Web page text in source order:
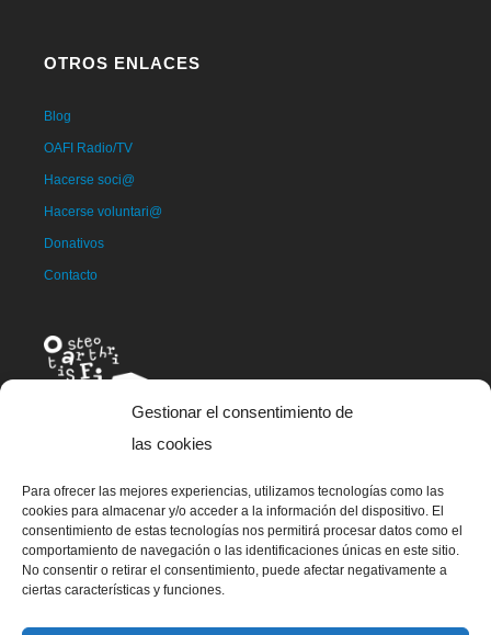
Gestionar el consentimiento de
las cookies
Para ofrecer las mejores experiencias, utilizamos tecnologías como las
cookies para almacenar y/o acceder a la información del dispositivo. El
consentimiento de estas tecnologías nos permitirá procesar datos como el
comportamiento de navegación o las identificaciones únicas en este sitio.
No consentir o retirar el consentimiento, puede afectar negativamente a
ciertas características y funciones.
OTROS ENLACES
Blog
OAFI Radio/TV
Hacerse soci@
Hacerse voluntari@
Donativos
Contacto
La mascota de OAFI, llamada OAFITO fue creada de manera
exclusiva y altruista por el artista Xavier Mariscal.